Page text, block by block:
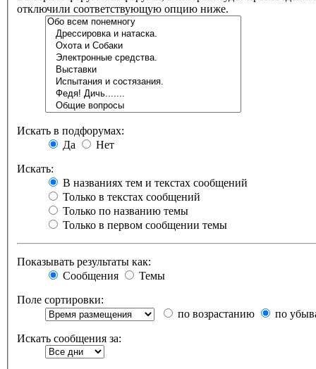
отключили соответствующую опцию ниже.
Искать в подфорумах:
Да
Нет
Искать:
В названиях тем и текстах сообщений
Только в текстах сообщений
Только по названию темы
Только в первом сообщении темы
Показывать результаты как:
Сообщения
Темы
Поле сортировки:
по возрастанию
по
Искать сообщения за: